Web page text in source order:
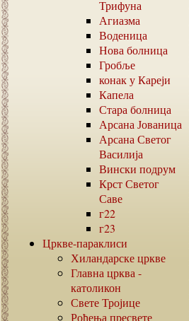
Трифуна
Агиазма
Воденица
Нова болница
Гробље
конак у Кареји
Капела
Стара болница
Арсана Јованица
Арсана Светог
Василија
Вински подрум
Крст Светог
Саве
г22
г23
Цркве-параклиси
Хиландарске цркве
Главна црква -
католикон
Свете Тројице
Рођења пресвете